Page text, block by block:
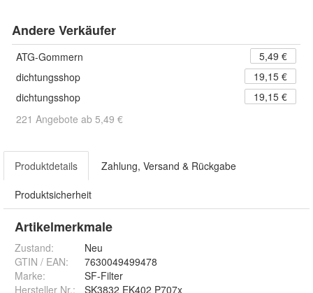
Andere Verkäufer
ATG-Gommern
5,49 €
dichtungsshop
19,15 €
dichtungsshop
19,15 €
221 Angebote ab 5,49 €
Produktdetails Zahlung, Versand & Rückgabe
Produktsicherheit
Artikelmerkmale
Zustand:
Neu
GTIN / EAN:
7630049499478
Marke:
SF-Filter
Hersteller Nr.:
SK3832 EK402 P707x